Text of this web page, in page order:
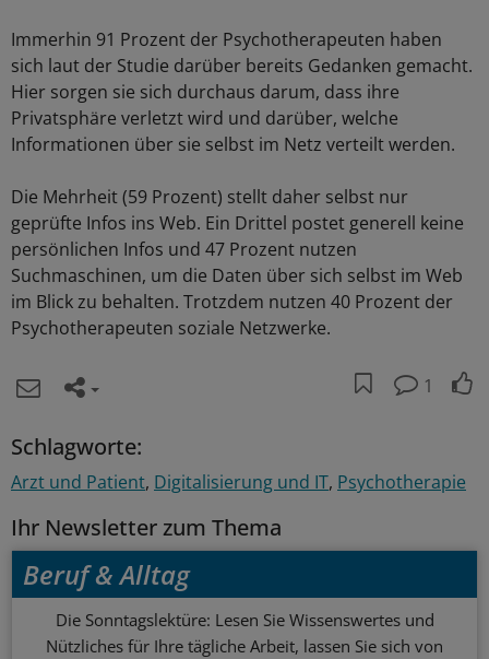
Immerhin 91 Prozent der Psychotherapeuten haben
sich laut der Studie darüber bereits Gedanken gemacht.
Hier sorgen sie sich durchaus darum, dass ihre
Privatsphäre verletzt wird und darüber, welche
Informationen über sie selbst im Netz verteilt werden.
Die Mehrheit (59 Prozent) stellt daher selbst nur
geprüfte Infos ins Web. Ein Drittel postet generell keine
persönlichen Infos und 47 Prozent nutzen
Suchmaschinen, um die Daten über sich selbst im Web
im Blick zu behalten. Trotzdem nutzen 40 Prozent der
Psychotherapeuten soziale Netzwerke.
1
Schlagworte:
Arzt und Patient Digitalisierung und IT Psychotherapie
Ihr Newsletter zum Thema
Beruf & Alltag
Die Sonntagslektüre: Lesen Sie Wissenswertes und
Nützliches für Ihre tägliche Arbeit, lassen Sie sich von